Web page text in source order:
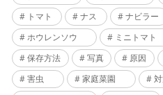
トマト
ナス ナビラー
ホウレンソウ
ミニトマト
保存方法
写真 原因
害虫
家庭菜園